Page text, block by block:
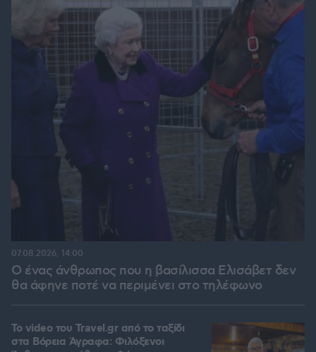
Ο ένας άνθρωπος που η βασίλισσα Ελισάβετ δεν
θα άφηνε ποτέ να περιμένει στο τηλέφωνο
07.08.2026, 14:00
To video του Travel.gr από το ταξίδι
στα Βόρεια Άγραφα: Φιλόξενοι